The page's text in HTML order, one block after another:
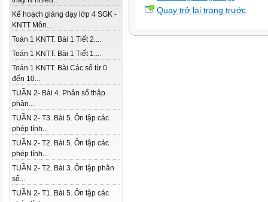
Kế hoạch giảng dạy lớp 4 SGK -
KNTT Môn...
Toán 1 KNTT. Bài 1 Tiết 2....
Toán 1 KNTT. Bài 1 Tiết 1....
Toán 1 KNTT. Bài Các số từ 0
đến 10...
TUẦN 2- Bài 4. Phân số thập
phân...
TUẦN 2- T3. Bài 5. Ôn tập các
phép tính...
TUẦN 2- T2. Bài 5. Ôn tập các
phép tính...
TUẦN 2- T2. Bài 3. Ôn tập phân
số...
TUẦN 2- T1. Bài 5. Ôn tập các
Quay trở lại trang trước